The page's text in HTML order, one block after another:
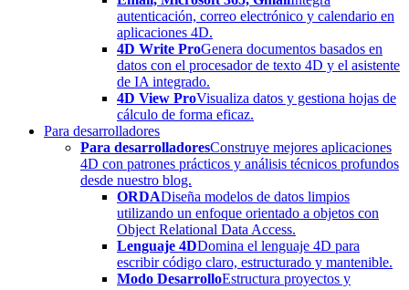
autenticación, correo electrónico y calendario en
aplicaciones 4D.
4D Write ProGenera documentos basados en
datos con el procesador de texto 4D y el asistente
de IA integrado.
4D View ProVisualiza datos y gestiona hojas de
cálculo de forma eficaz.
Para desarrolladores
Para desarrolladoresConstruye mejores aplicaciones
4D con patrones prácticos y análisis técnicos profundos
desde nuestro blog.
ORDADiseña modelos de datos limpios
utilizando un enfoque orientado a objetos con
Object Relational Data Access.
Lenguaje 4DDomina el lenguaje 4D para
escribir código claro, estructurado y mantenible.
Modo DesarrolloEstructura proyectos y